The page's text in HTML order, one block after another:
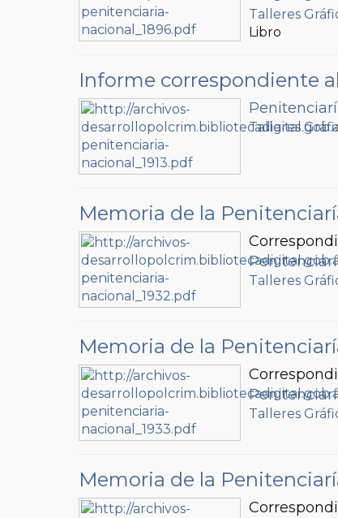
Talleres
Libro
Informe correspondiente al
Talleres
Memoria de la
Talleres
Memoria de la
Talleres
Memoria de la